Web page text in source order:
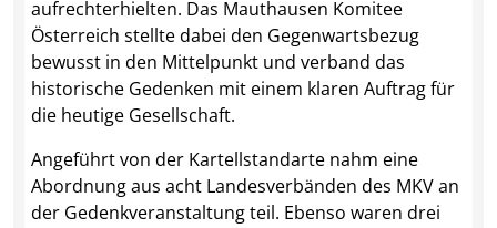
aufrechterhielten. Das Mauthausen Komitee
Österreich stellte dabei den Gegenwartsbezug
bewusst in den Mittelpunkt und verband das
historische Gedenken mit einem klaren Auftrag für
die heutige Gesellschaft.
Angeführt von der Kartellstandarte nahm eine
Abordnung aus acht Landesverbänden des MKV an
der Gedenkveranstaltung teil. Ebenso waren drei